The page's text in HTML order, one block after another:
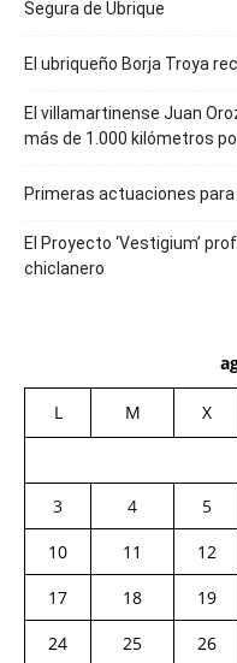
Segura de Ubrique
El ubriqueño Borja Troya
El villamartinense Juan
más de 1.000 kilómetros
Primeras actuaciones
El Proyecto ‘Vestigium’
chiclanero
L M X
3
4 5
10
11 12
17
18 19
24
25 26